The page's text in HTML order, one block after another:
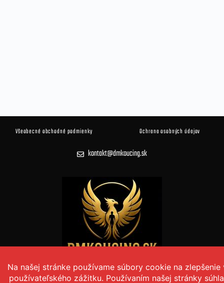
Všeobecné obchodné podmienky Ochrana osobných údajov
kontakt@dmkoucing.sk